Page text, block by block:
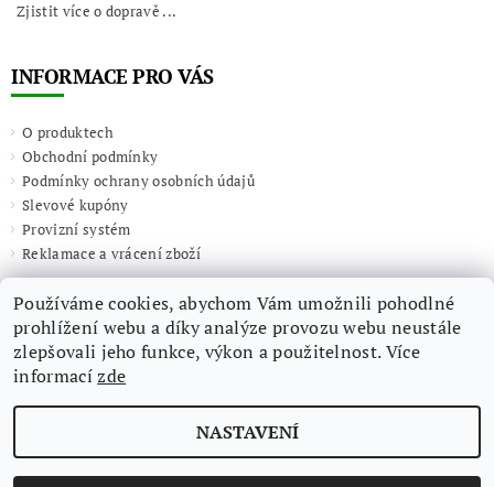
Zjistit více o dopravě ...
INFORMACE PRO VÁS
O produktech
Obchodní podmínky
Podmínky ochrany osobních údajů
Slevové kupóny
Provizní systém
Reklamace a vrácení zboží
Používáme cookies, abychom Vám umožnili pohodlné
prohlížení webu a díky analýze provozu webu neustále
zlepšovali jeho funkce, výkon a použitelnost. Více
informacízde
NASTAVENÍ